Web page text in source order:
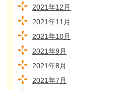
2021年12月
2021年11月
2021年10月
2021年9月
2021年8月
2021年7月